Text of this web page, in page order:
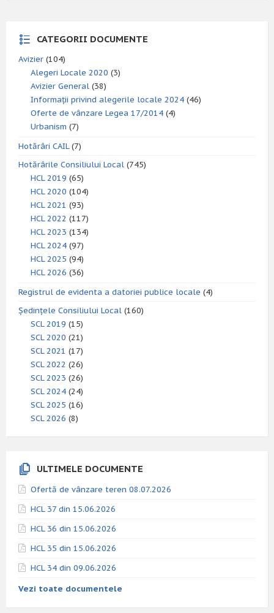
CATEGORII DOCUMENTE
Avizier (104)
Alegeri Locale 2020 (3)
Avizier General (38)
Informații privind alegerile locale 2024 (46)
Oferte de vânzare Legea 17/2014 (4)
Urbanism (7)
Hotărâri CAIL(7)
Hotărârile Consiliului Local (745)
HCL 2019 (65)
HCL 2020 (104)
HCL 2021 (93)
HCL 2022 (117)
HCL 2023 (134)
HCL 2024 (97)
HCL 2025 (94)
HCL 2026 (36)
Registrul de evidenta a datoriei publice locale (4)
Ședințele Consiliului Local (160)
SCL 2019 (15)
SCL 2020 (21)
SCL 2021 (17)
SCL 2022 (26)
SCL 2023 (26)
SCL 2024 (24)
SCL 2025 (16)
SCL 2026 (8)
ULTIMELE DOCUMENTE
Ofertă de vânzare teren 08.07.2026
HCL 37 din 15.06.2026
HCL 36 din 15.06.2026
HCL 35 din 15.06.2026
HCL 34 din 09.06.2026
Vezi toate documentele